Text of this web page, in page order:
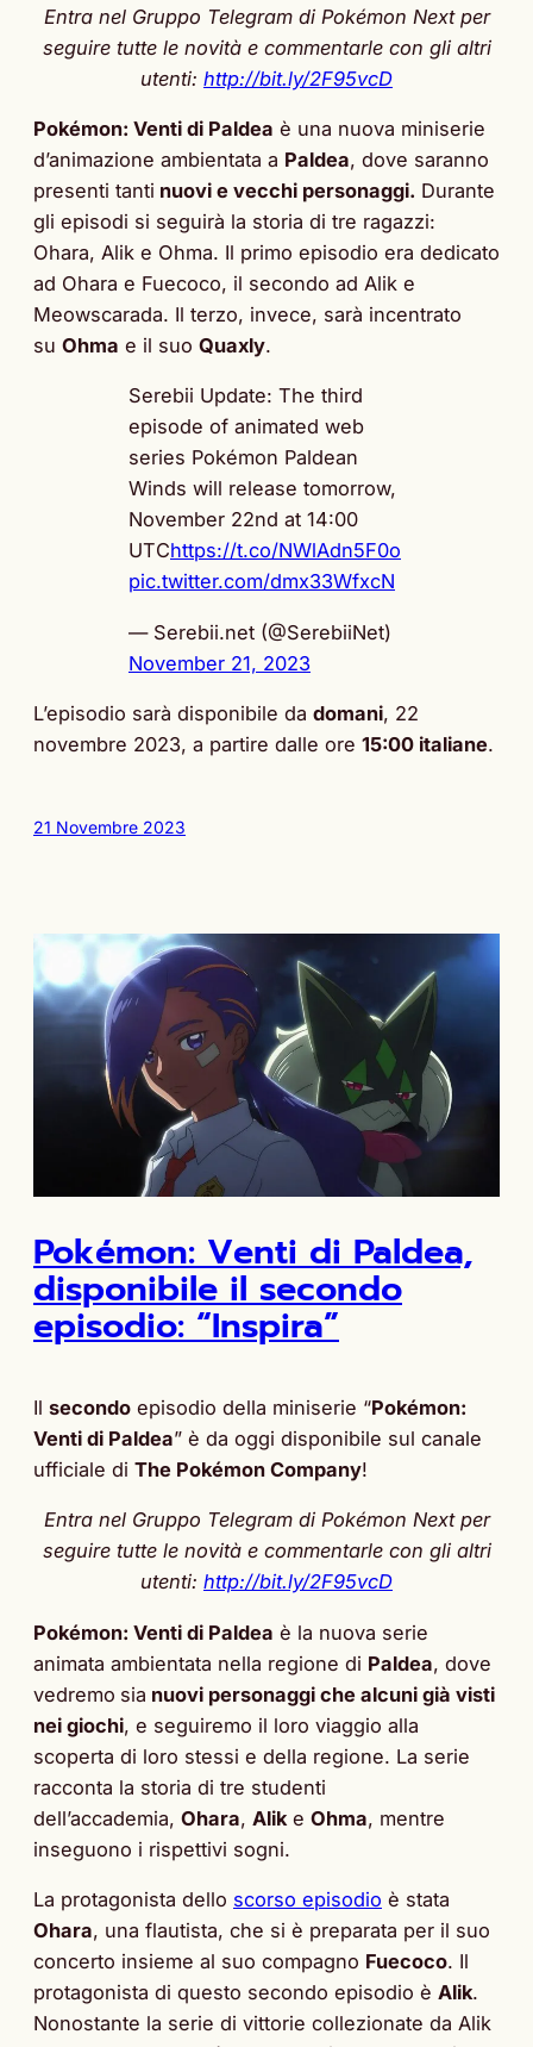
Entra nel Gruppo Telegram di Pokémon Next per
seguire tutte le novità e commentarle con gli altri
utenti: http://bit.ly/2F95vcD
Pokémon: Venti di Paldea è una nuova miniserie
d’animazione ambientata a Paldea, dove saranno
presenti tanti nuovi e vecchi personaggi. Durante
gli episodi si seguirà la storia di tre ragazzi:
Ohara, Alik e Ohma. Il primo episodio era dedicato
ad Ohara e Fuecoco, il secondo ad Alik e
Meowscarada. Il terzo, invece, sarà incentrato
su Ohma e il suo Quaxly.
Serebii Update: The third
episode of animated web
series Pokémon Paldean
Winds will release tomorrow,
November 22nd at 14:00
UTChttps://t.co/NWlAdn5F0o
pic.twitter.com/dmx33WfxcN
— Serebii.net (@SerebiiNet)
November 21, 2023
L’episodio sarà disponibile da domani, 22
novembre 2023, a partire dalle ore 15:00 italiane.
21 Novembre 2023
Pokémon: Venti di Paldea,
disponibile il secondo
episodio: “Inspira”
Il secondo episodio della miniserie “Pokémon:
Venti di Paldea” è da oggi disponibile sul canale
ufficiale di The Pokémon Company!
Entra nel Gruppo Telegram di Pokémon Next per
seguire tutte le novità e commentarle con gli altri
utenti: http://bit.ly/2F95vcD
Pokémon: Venti di Paldea è la nuova serie
animata ambientata nella regione di Paldea, dove
vedremo sia nuovi personaggi che alcuni già visti
nei giochi, e seguiremo il loro viaggio alla
scoperta di loro stessi e della regione. La serie
racconta la storia di tre studenti
dell’accademia, Ohara, Alik e Ohma, mentre
inseguono i rispettivi sogni.
La protagonista dello scorso episodio è stata
Ohara, una flautista, che si è preparata per il suo
concerto insieme al suo compagno Fuecoco. Il
protagonista di questo secondo episodio è Alik.
Nonostante la serie di vittorie collezionate da Alik